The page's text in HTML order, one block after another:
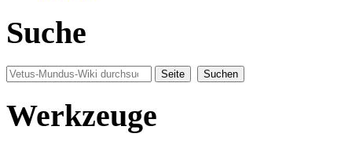
Suche
Werkzeuge